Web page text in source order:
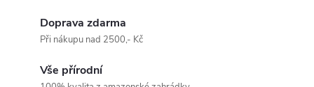
Doprava zdarma
Při nákupu nad 2500,- Kč
Vše přírodní